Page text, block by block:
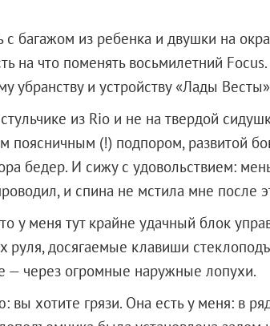
багажом из ребенка и двушки на
на что поменять восьмилетний
убранству и устройству «Лады
из Rio и не на твердой
поясничным (!) подпором, развитой
бедер. И сижу с удовольствием:
и спина не мстила мне после
у меня тут крайне удачный блок
руля, досягаемые клавиши
— через огромные наружные лопухи.
вы хотите грязи. Она есть у меня: в